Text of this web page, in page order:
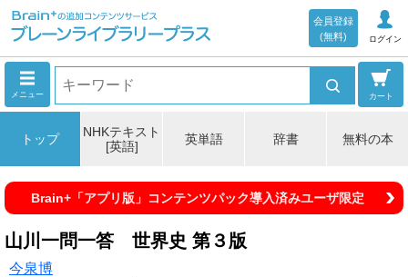
ログイン
会員登録
(無料)
メニュー カート
トップ
NHKテキスト
[英語]
英単語 辞書 無料の本
Brain+「アプリ版」コンテンツパック導入済みユーザ限定
山川一問一答 世界史 第３版
今泉博